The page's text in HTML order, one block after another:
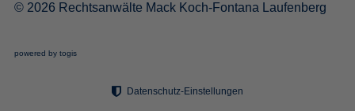
© 2026 Rechtsanwälte Mack Koch-Fontana Laufenberg
powered by togis